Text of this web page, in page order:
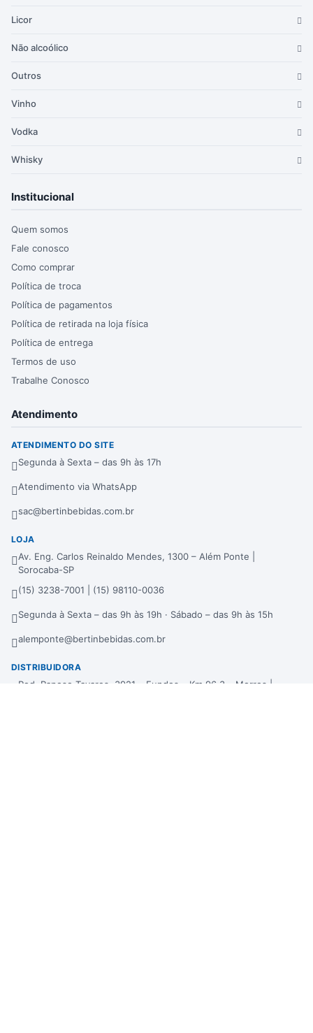
Licor
Não alcoólico
Outros
Vinho
Vodka
Whisky
Institucional
Quem somos
Fale conosco
Como comprar
Política de troca
Política de pagamentos
Política de retirada na loja física
Política de entrega
Termos de uso
Trabalhe Conosco
Atendimento
ATENDIMENTO DO SITE
Segunda à Sexta – das 9h às 17h
Atendimento via WhatsApp
sac@bertinbebidas.com.br
LOJA
Av. Eng. Carlos Reinaldo Mendes, 1300 – Além Ponte |
Sorocaba-SP
(15) 3238-7001 | (15) 98110-0036
Segunda à Sexta – das 9h às 19h · Sábado – das 9h às 15h
alemponte@bertinbebidas.com.br
DISTRIBUIDORA
Rod. Raposo Tavares, 3921 – Fundos – Km 96,3 – Morros |